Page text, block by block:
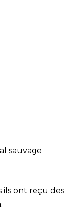
sauvage
ils ont reçu des